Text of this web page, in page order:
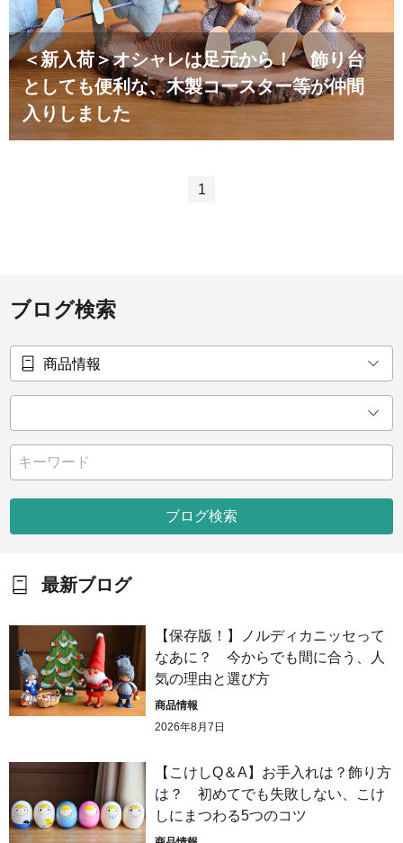
＜新入荷＞オシャレは足元から！ 飾り台
としても便利な、木製コースター等が仲間
入りしました
1
ブログ検索
ブログ検索
最新ブログ
【保存版！】ノルディカニッセって
なあに？ 今からでも間に合う、人
気の理由と選び方
商品情報
2026年8月7日
【こけしQ＆A】お手入れは？飾り方
は？ 初めてでも失敗しない、こけ
しにまつわる5つのコツ